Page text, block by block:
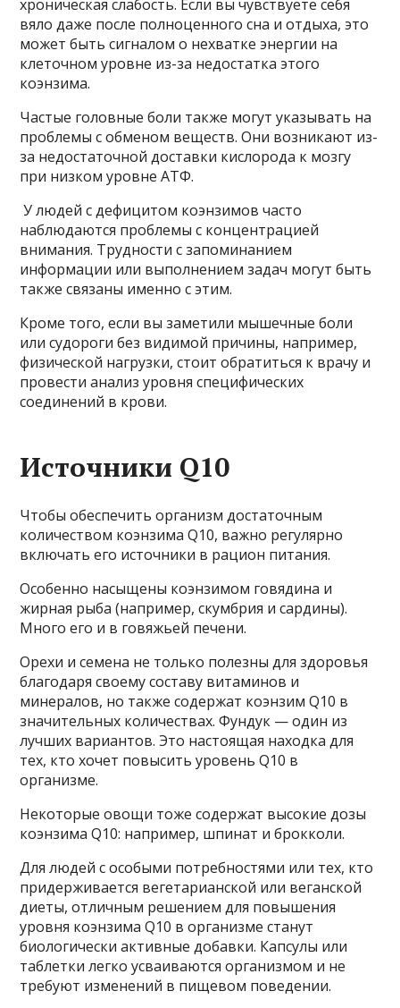
хроническая слабость. Если вы чувствуете себя
вяло даже после полноценного сна и отдыха, это
может быть сигналом о нехватке энергии на
клеточном уровне из-за недостатка этого
коэнзима.
Частые головные боли также могут указывать на
проблемы с обменом веществ. Они возникают из-
за недостаточной доставки кислорода к мозгу
при низком уровне АТФ.
У людей с дефицитом коэнзимов часто
наблюдаются проблемы с концентрацией
внимания. Трудности с запоминанием
информации или выполнением задач могут быть
также связаны именно с этим.
Кроме того, если вы заметили мышечные боли
или судороги без видимой причины, например,
физической нагрузки, стоит обратиться к врачу и
провести анализ уровня специфических
соединений в крови.
Источники Q10
Чтобы обеспечить организм достаточным
количеством коэнзима Q10, важно регулярно
включать его источники в рацион питания.
Особенно насыщены коэнзимом говядина и
жирная рыба (например, скумбрия и сардины).
Много его и в говяжьей печени.
Орехи и семена не только полезны для здоровья
благодаря своему составу витаминов и
минералов, но также содержат коэнзим Q10 в
значительных количествах. Фундук — один из
лучших вариантов. Это настоящая находка для
тех, кто хочет повысить уровень Q10 в
организме.
Некоторые овощи тоже содержат высокие дозы
коэнзима Q10: например, шпинат и брокколи.
Для людей с особыми потребностями или тех, кто
придерживается вегетарианской или веганской
диеты, отличным решением для повышения
уровня коэнзима Q10 в организме станут
биологически активные добавки. Капсулы или
таблетки легко усваиваются организмом и не
требуют изменений в пищевом поведении.